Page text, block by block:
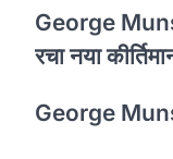
George
रचा नया
George